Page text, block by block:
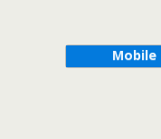
Mobile